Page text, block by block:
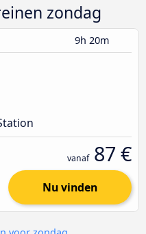
zondag
9h 20m
vanaf 87 €
Nu vinden